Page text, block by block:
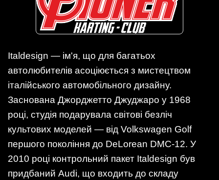
Italdesign — ім'я, що для багатьох
автолюбителів асоціюється з мистецтвом
італійського автомобільного дизайну.
Заснована Джорджетто Джуджаро у 1968
році, студія подарувала світові безліч
культових моделей — від Volkswagen Golf
першого покоління до DeLorean DMC-12. У
2010 році контрольний пакет Italdesign був
придбаний Audi, що входить до складу